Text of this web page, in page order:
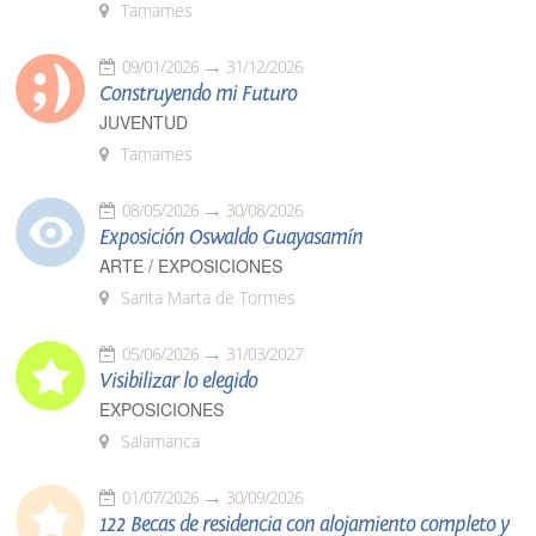
Tamames
09/01/2026 31/12/2026
Construyendo mi Futuro
JUVENTUD
Tamames
08/05/2026 30/08/2026
Exposición Oswaldo Guayasamín
ARTE / EXPOSICIONES
Santa Marta de Tormes
05/06/2026 31/03/2027
Visibilizar lo elegido
EXPOSICIONES
Salamanca
01/07/2026 30/09/2026
122 Becas de residencia con alojamiento completo y